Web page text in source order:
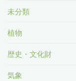
未分類
植物
歴史・文化財
気象